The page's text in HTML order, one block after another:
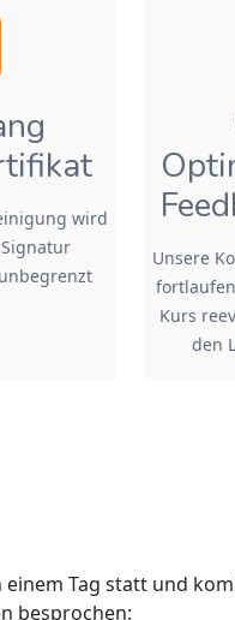
wird
Unsere
Kurs
den
einem Tag statt und
besprochen: